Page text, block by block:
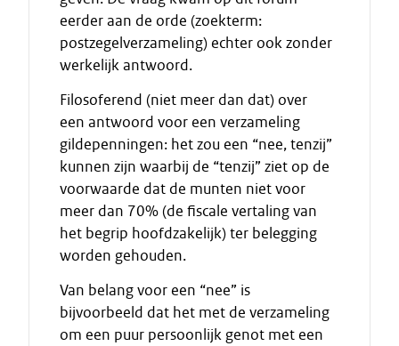
eerder aan de orde (zoekterm:
postzegelverzameling) echter ook zonder
werkelijk antwoord.
Filosoferend (niet meer dan dat) over
een antwoord voor een verzameling
gildepenningen: het zou een “nee, tenzij”
kunnen zijn waarbij de “tenzij” ziet op de
voorwaarde dat de munten niet voor
meer dan 70% (de fiscale vertaling van
het begrip hoofdzakelijk) ter belegging
worden gehouden.
Van belang voor een “nee” is
bijvoorbeeld dat het met de verzameling
om een puur persoonlijk genot met een